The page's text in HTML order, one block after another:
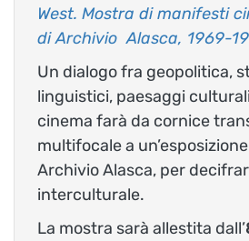
West. Mostra di manifesti
di Archivio Alasca, 1969-
Un dialogo fra geopolitica,
linguistici, paesaggi
cinema farà da cornice
multifocale a
Archivio Alasca, per
interculturale.
La mostra sarà allestita dall’